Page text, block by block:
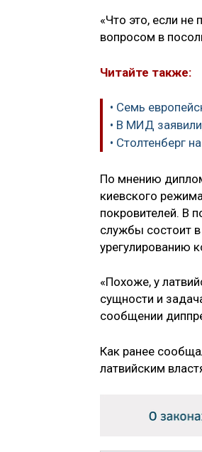
«Что это, если
вопросом в
Читайте также:
• Семь
• В МИД
• Столтенберг
По мнению
киевского
покровителей. В
службы состоит
урегулированию
«Похоже, у
сущности и
сообщении
Как ранее
латвийским